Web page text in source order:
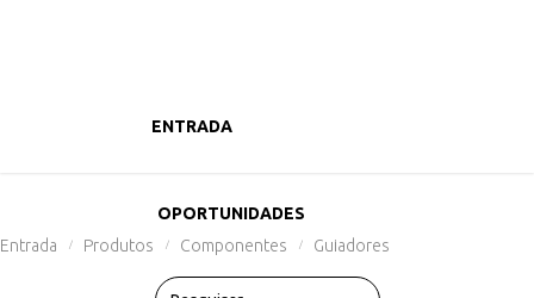
ENTRADA
OPORTUNIDADES
Entrada
/ Produtos / Componentes / Guiadores